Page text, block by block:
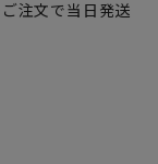
注文で当日発送